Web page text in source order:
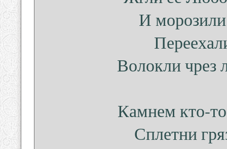
И
Волокли чрез
Камнем кто-
Сплетни